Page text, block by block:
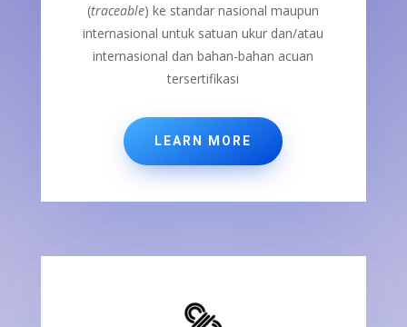
(traceable) ke standar nasional maupun
internasional untuk satuan ukur dan/atau
internasional dan bahan-bahan acuan
tersertifikasi
LEARN MORE